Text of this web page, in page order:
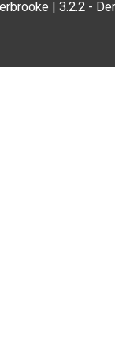
|3.2.2 -